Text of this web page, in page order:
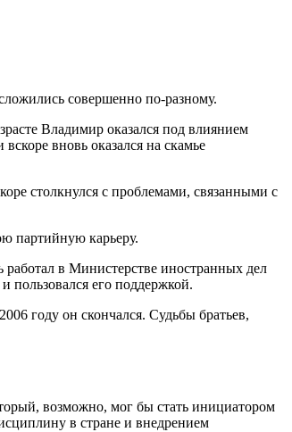
совершенно по-разному.
Владимир оказался под влиянием
вновь оказался на скамье
столкнулся с проблемами, связанными с
партийную карьеру.
в Министерстве иностранных дел
пользовался его поддержкой.
году он скончался. Судьбы братьев,
возможно, мог бы стать инициатором
в стране и внедрением